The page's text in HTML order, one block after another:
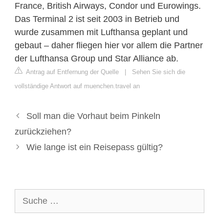
France, British Airways, Condor und Eurowings.
Das Terminal 2 ist seit 2003 in Betrieb und
wurde zusammen mit Lufthansa geplant und
gebaut – daher fliegen hier vor allem die Partner
der Lufthansa Group und Star Alliance ab.
Antrag auf Entfernung der Quelle | Sehen Sie sich die
vollständige Antwort auf muenchen.travel an
Soll man die Vorhaut beim Pinkeln
zurückziehen?
Wie lange ist ein Reisepass gültig?
nach: